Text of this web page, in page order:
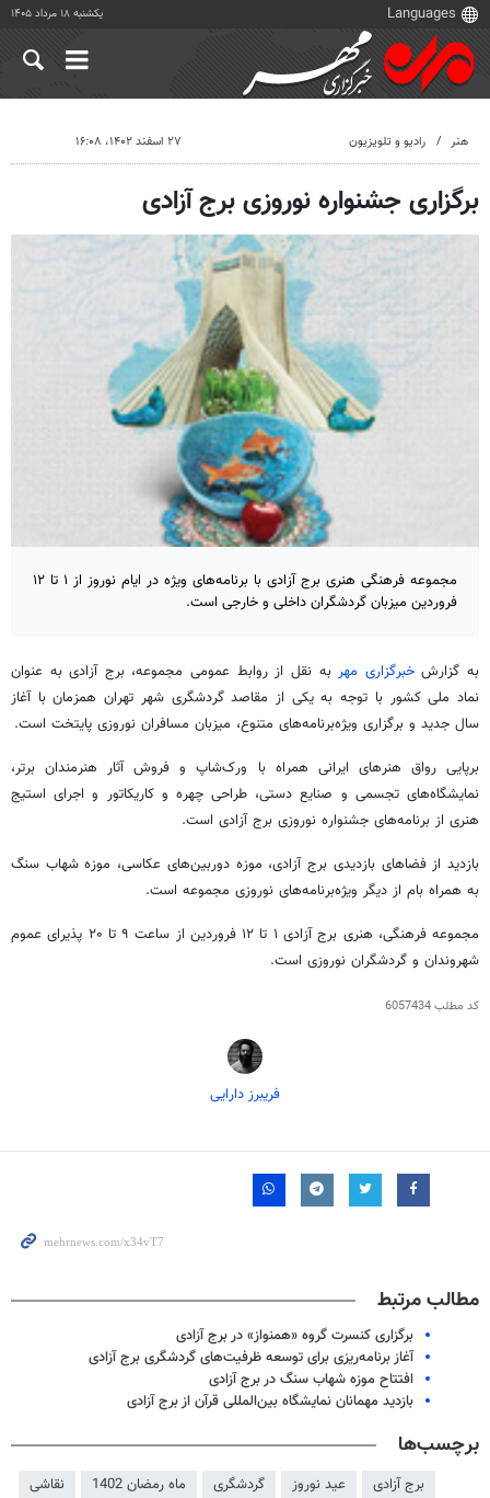
یکشنبه ۱۸ مرداد ۱۴۰۵
هنر رادیو و تلویزیون ۲۷ اسفند ۱۴۰۲، ۱۶:۰۸
برگزاری جشنواره نوروزی برج آزادی
مجموعه فرهنگی هنری برج آزادی با برنامه‌های ویژه در ایام نوروز از ۱ تا ۱۲
فروردین میزبان گردشگران داخلی و خارجی است.
به گزارشخبرگزاری مهربه نقل از روابط عمومی مجموعه، برج آزادی به عنوان
نماد ملی کشور با توجه به یکی از مقاصد گردشگری شهر تهران همزمان با آغاز
سال جدید و برگزاری ویژه‌برنامه‌های متنوع، میزبان مسافران نوروزی پایتخت است.
برپایی رواق‌ هنرهای ایرانی همراه با ورک‌شاپ و فروش آثار هنرمندان برتر،
نمایشگاه‌های تجسمی و صنایع دستی، طراحی چهره و کاریکاتور و اجرای استیج
هنری از برنامه‌های جشنواره نوروزی برج آزادی است.
بازدید از فضاهای بازدیدی برج آزادی، موزه دوربین‌های عکاسی، موزه شهاب سنگ
به همراه بام از دیگر ویژه‌برنامه‌های نوروزی مجموعه است.
مجموعه فرهنگی، هنری برج آزادی ۱ تا ۱۲ فروردین از ساعت ۹ تا ۲۰ پذیرای عموم
شهروندان و گردشگران نوروزی است.
کد مطلب6057434
فریبرز دارایی
مطالب مرتبط
برگزاری کنسرت گروه «همنواز» در برج آزادی
آغاز برنامه‌ریزی برای توسعه ظرفیت‌های گردشگری برج آزادی
افتتاح موزه شهاب سنگ در برج آزادی
بازدید مهمانان نمایشگاه بین‌المللی قرآن از برج آزادی
برچسب‌ها
برج آزادی عید نوروز گردشگری ماه رمضان 1402
نقاشی